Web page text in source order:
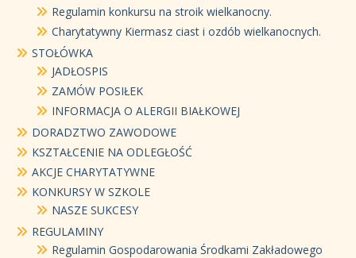
Regulamin konkursu na stroik wielkanocny.
Charytatywny Kiermasz ciast i ozdób wielkanocnych.
STOŁÓWKA
JADŁOSPIS
ZAMÓW POSIŁEK
INFORMACJA O ALERGII BIAŁKOWEJ
DORADZTWO ZAWODOWE
KSZTAŁCENIE NA ODLEGŁOŚĆ
AKCJE CHARYTATYWNE
KONKURSY W SZKOLE
NASZE SUKCESY
REGULAMINY
Regulamin Gospodarowania Środkami Zakładowego